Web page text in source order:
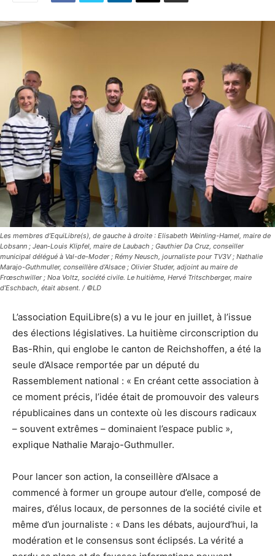
Les membres d’EquiLibre(s), de gauche à droite : Elisabeth Weinling-Hamel, maire de
Lobsann ; Jean-Louis Klipfel, maire de Laubach ; Gauthier Da Cruz, conseiller
municipal délégué à Val-de-Moder ; Rémy Neusch, journaliste pour TV3V ; Nathalie
Marajo-Guthmuller, conseillère d’Alsace ; Olivier Studer, adjoint au maire de
Frœschwiller ; Noa Voltz, société civile. Le huitième, Hervé Tritschberger, maire
d’Eschbach, était absent. / ©LD
L’association EquiLibre(s) a vu le jour en juillet, à l’issue
des élections législatives. La huitième circonscription du
Bas-Rhin, qui englobe le canton de Reichshoffen, a été la
seule d’Alsace remportée par un député du
Rassemblement national : « En créant cette association à
ce moment précis, l’idée était de promouvoir des valeurs
républicaines dans un contexte où les discours radicaux
– souvent extrêmes – dominaient l’espace public »,
explique Nathalie Marajo-Guthmuller.
Pour lancer son action, la conseillère d’Alsace a
commencé à former un groupe autour d’elle, composé de
maires, d’élus locaux, de personnes de la société civile et
même d’un journaliste : « Dans les débats, aujourd’hui, la
modération et le consensus sont éclipsés. La vérité a